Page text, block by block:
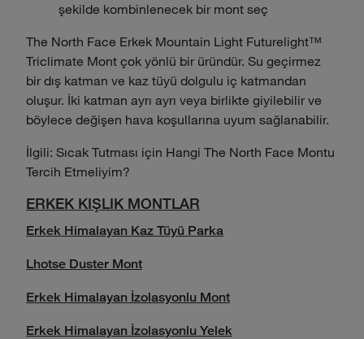
şekilde kombinlenecek bir mont seç
The North Face Erkek Mountain Light Futurelight™
Triclimate Mont çok yönlü bir üründür. Su geçirmez
bir dış katman ve kaz tüyü dolgulu iç katmandan
oluşur. İki katman ayrı ayrı veya birlikte giyilebilir ve
böylece değişen hava koşullarına uyum sağlanabilir.
İlgili: Sıcak Tutması için Hangi The North Face Montu
Tercih Etmeliyim?
ERKEK KIŞLIK MONTLAR
Erkek Himalayan Kaz Tüyü Parka
Lhotse Duster Mont
Erkek Himalayan İzolasyonlu Mont
Erkek Himalayan İzolasyonlu Yelek